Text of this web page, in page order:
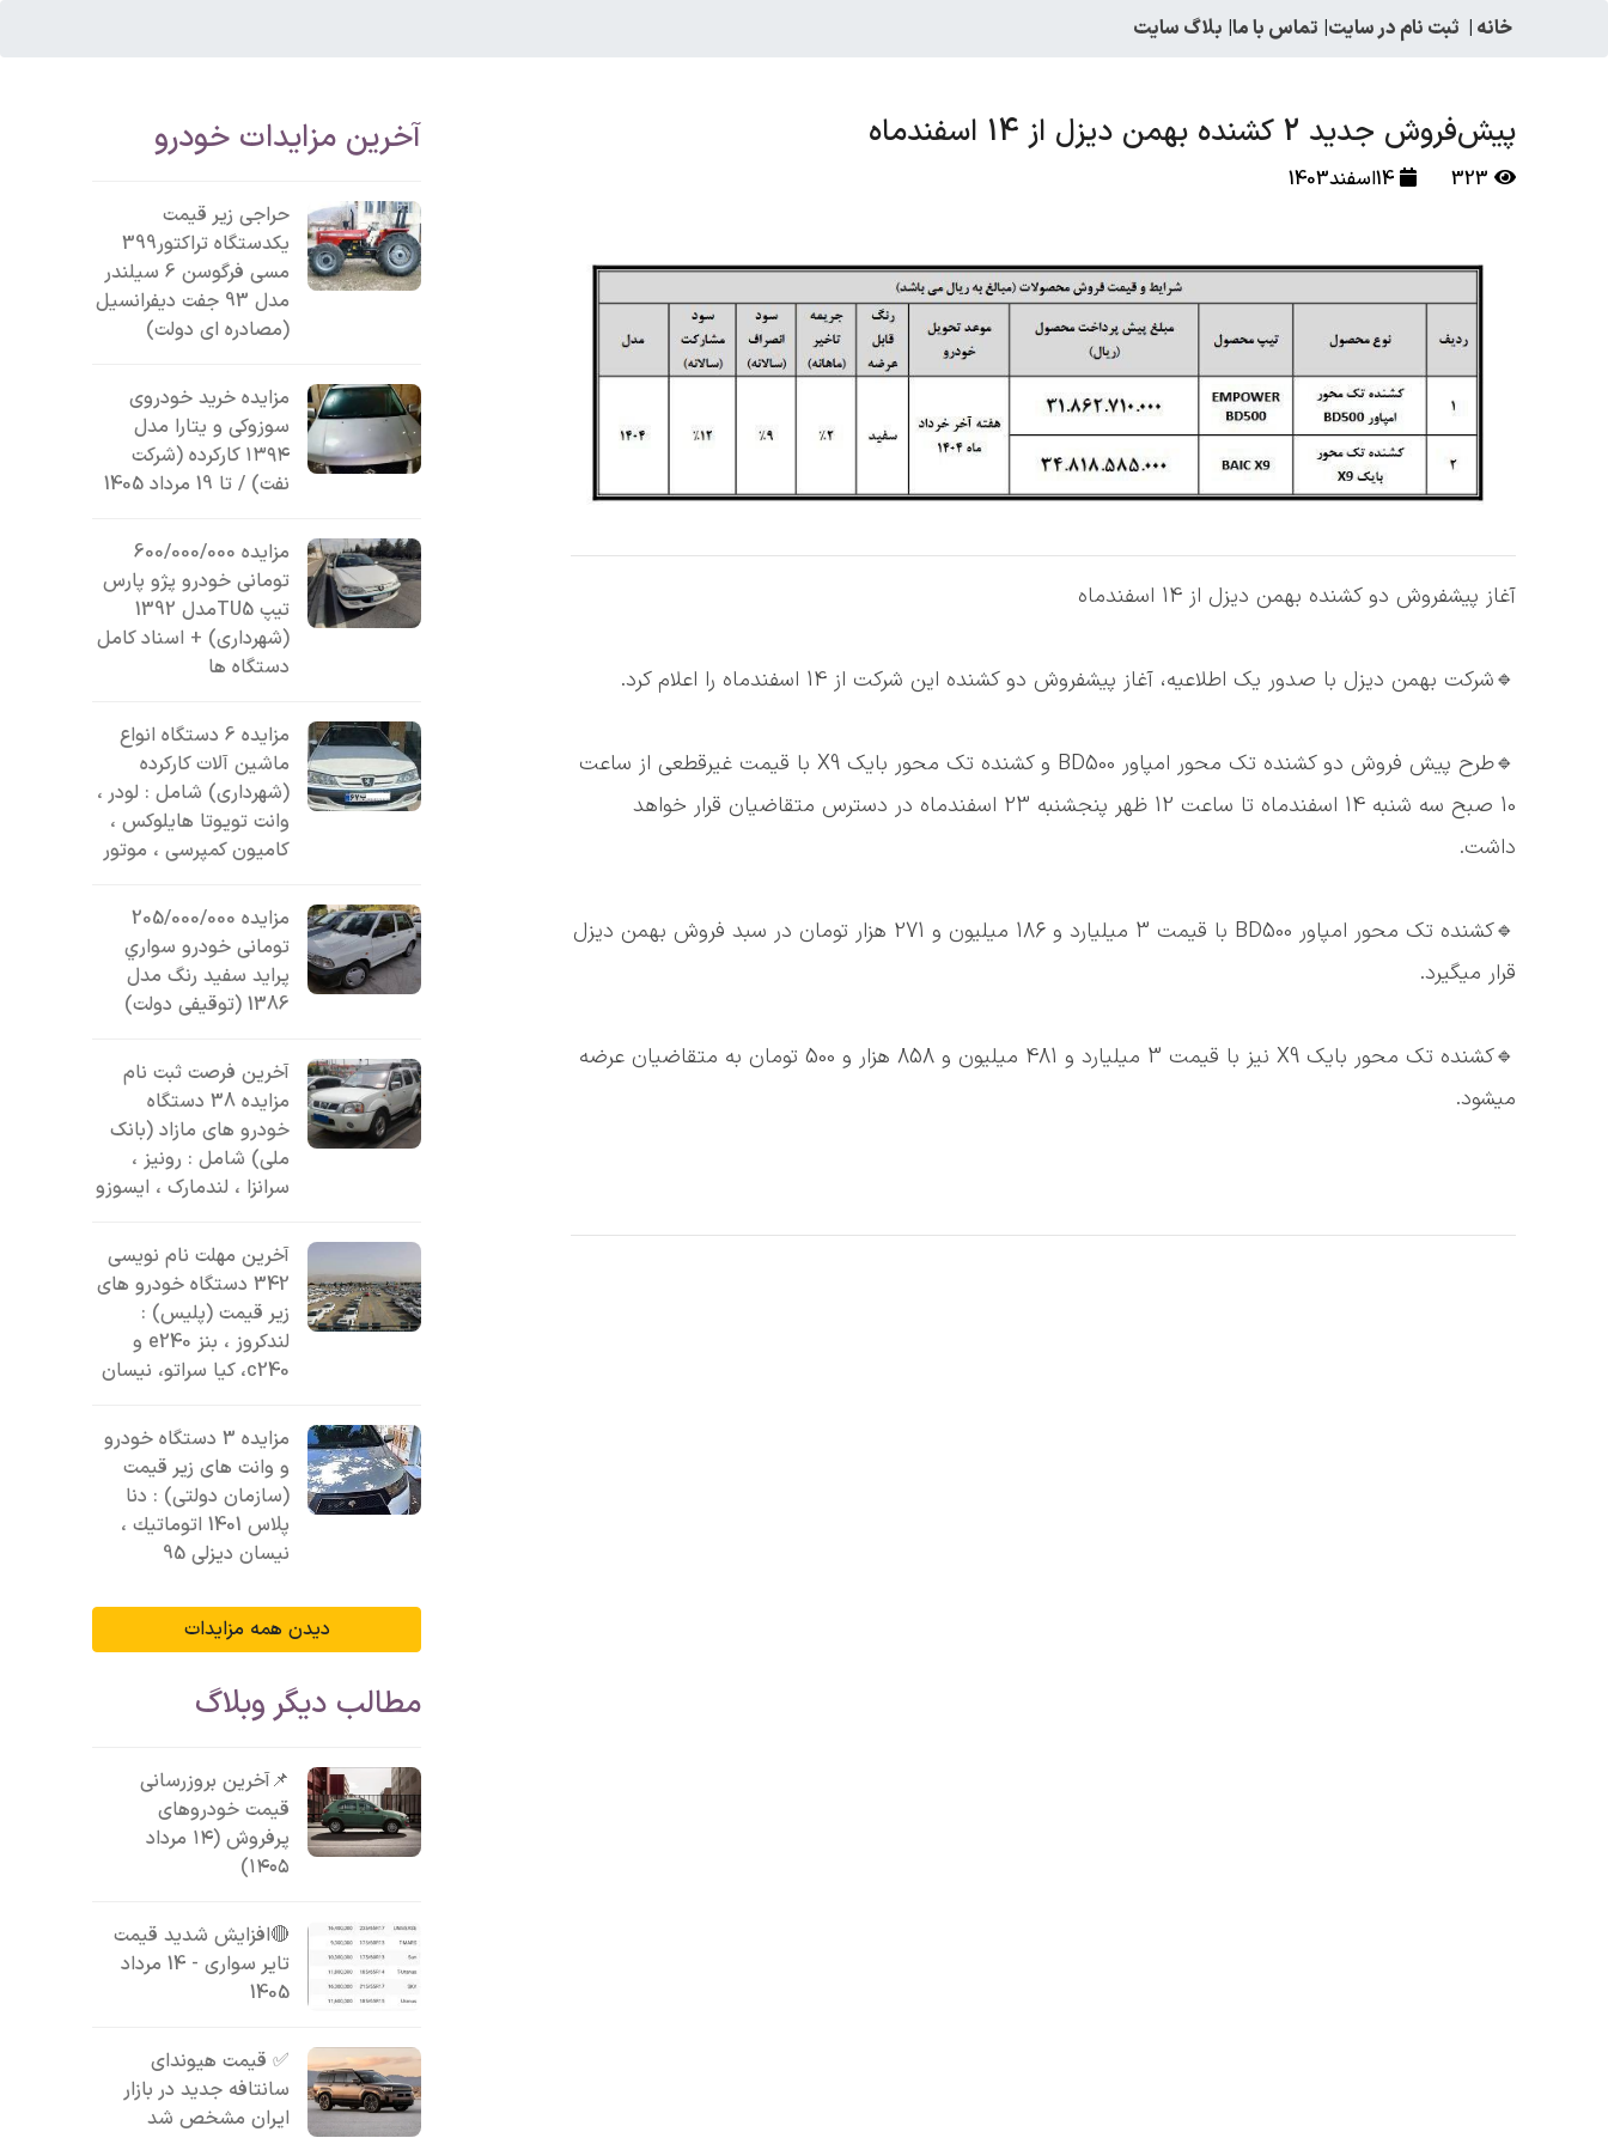
خانه | ثبت نام در سایت| تماس با ما| بلاگ سایت
پیش‌فروش جدید 2 کشنده بهمن دیزل از 14 اسفندماه
323 14اسفند1403
آغاز پیشفروش دو کشنده بهمن دیزل از 14 اسفندماه
🔹شرکت بهمن دیزل با صدور یک اطلاعیه، آغاز پیشفروش دو کشنده این شرکت از 14 اسفندماه را اعلام کرد.
🔹طرح پیش فروش دو کشنده تک محور امپاور BD500 و کشنده تک محور بایک X9 با قیمت غیرقطعی از ساعت
10 صبح سه شنبه 14 اسفندماه تا ساعت 12 ظهر پنجشنبه 23 اسفندماه در دسترس متقاضیان قرار خواهد
داشت.
🔹کشنده تک محور امپاور BD500 با قیمت 3 میلیارد و 186 میلیون و 271 هزار تومان در سبد فروش بهمن دیزل
قرار میگیرد.
🔹کشنده تک محور بایک X9 نیز با قیمت 3 میلیارد و 481 میلیون و 858 هزار و 500 تومان به متقاضیان عرضه
میشود.
آخرین مزایدات خودرو
حراجی زیر قیمت
یکدستگاه تراکتور399
مسی فرگوسن 6 سیلندر
مدل 93 جفت دیفرانسیل
(مصادره ای دولت)
مزایده خرید خودروی
سوزوکی و یتارا مدل
۱۳۹۴ کارکرده (شرکت
نفت) / تا 19 مرداد 1405
مزایده 600/000/000
تومانی خودرو پژو پارس
تیپ TU5مدل 1392
(شهرداری) + اسناد کامل
دستگاه ها
مزایده 6 دستگاه انواع
ماشین آلات کارکرده
(شهرداری) شامل : لودر ،
وانت تویوتا هایلوکس ،
کامیون کمپرسی ، موتور
مزایده 205/000/000
تومانی خودرو سواري
پرايد سفيد رنگ مدل
1386 (توقیفی دولت)
آخرین فرصت ثبت نام
مزایده 38 دستگاه
خودرو های مازاد (بانک
ملی) شامل : رونیز ،
سرانزا ، لندمارک ، ایسوزو
آخرین مهلت نام نویسی
342 دستگاه خودرو های
زیر قیمت (پلیس) :
لندکروز ، بنز e240 و
c240، کیا سراتو، نیسان
مزایده 3 دستگاه خودرو
و وانت های زیر قیمت
(سازمان دولتی) : دنا
پلاس 1401 اتوماتيك ،
نیسان دیزلی 95
دیدن همه مزایدات
مطالب دیگر وبلاگ
📌آخرین بروزرسانی
قیمت خودروهای
پرفروش (۱۴ مرداد
۱۴۰۵)
🔴افزایش شدید قیمت
تایر سواری - 14 مرداد
1405
✅ قیمت هیوندای
سانتافه جدید در بازار
ایران مشخص شد